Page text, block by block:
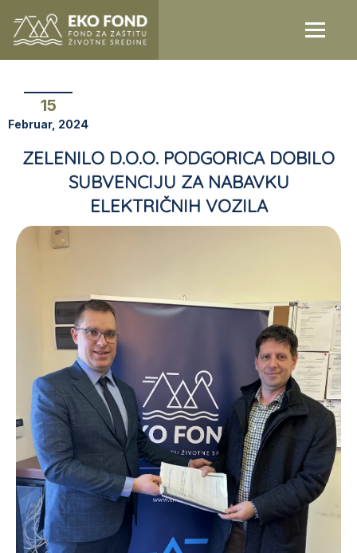
15
Februar, 2024
ZELENILO D.O.O. PODGORICA DOBILO
SUBVENCIJU ZA NABAVKU
ELEKTRIČNIH VOZILA